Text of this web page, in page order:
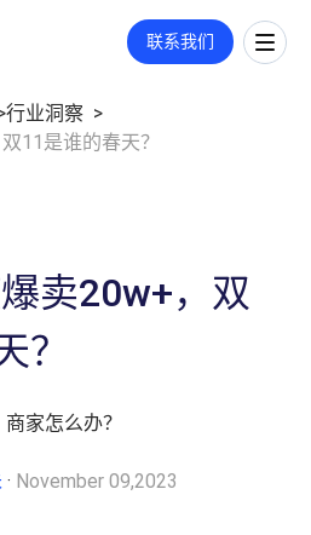
内容等多板块策略与执行，满足您的定
联系我们
行业洞察
11是谁的春天？
卖20w+，双
？
家怎么办？
· November 09,2023